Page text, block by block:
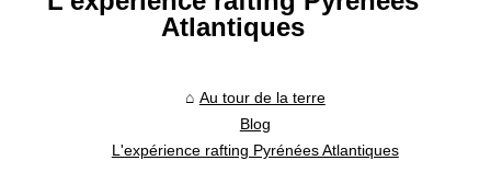
Atlantiques
Au tour de la terre
Blog
L'expérience rafting Pyrénées Atlantiques